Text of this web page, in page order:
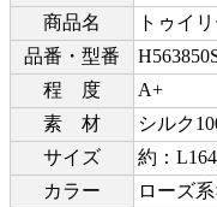
商品名
トゥイ
品番・型番
程 度
A+
素 材
シルク
サイズ
約：
カラー
ローズ